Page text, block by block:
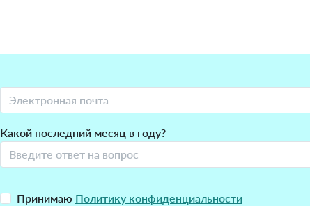
Какой последний месяц в году?
Принимаю Политику конфиденциальности